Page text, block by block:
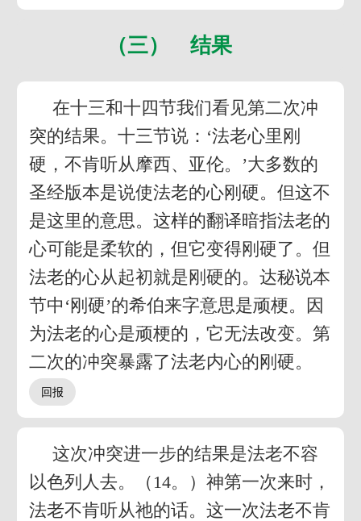
（三） 结果
在十三和十四节我们看见第二次冲
突的结果。十三节说：‘法老心里刚
硬，不肯听从摩西、亚伦。’大多数的
圣经版本是说使法老的心刚硬。但这不
是这里的意思。这样的翻译暗指法老的
心可能是柔软的，但它变得刚硬了。但
法老的心从起初就是刚硬的。达秘说本
节中‘刚硬’的希伯来字意思是顽梗。因
为法老的心是顽梗的，它无法改变。第
二次的冲突暴露了法老内心的刚硬。
这次冲突进一步的结果是法老不容
以色列人去。（14。）神第一次来时，
法老不肯听从祂的话。这一次法老不肯